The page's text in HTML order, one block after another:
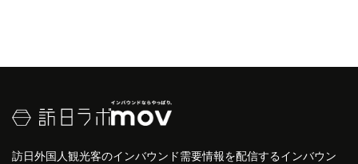
訪日外国人観光客のインバウンド需要情報を配信するインバウン